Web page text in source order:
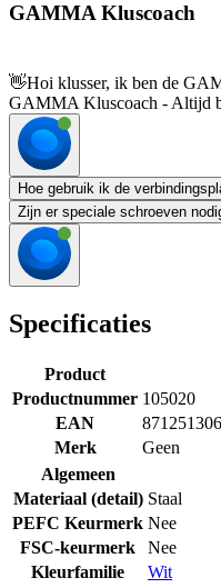
GAMMA Kluscoach
👋Hoi klusser, ik ben de
GAMMA Kluscoach - Altijd
Hoe gebruik ik de
Zijn er speciale schroeven
Specificaties
Product
Productnummer 105020
EAN
Merk
Geen
Algemeen
Materiaal (detail) Staal
PEFC Keurmerk Nee
FSC-keurmerk
Nee
Kleurfamilie
Wit